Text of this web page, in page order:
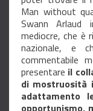
Man without
Swann Arlaud
mediocre, che è
nazionale, e
commentabile
presentare il
di mostruosità
adattamento